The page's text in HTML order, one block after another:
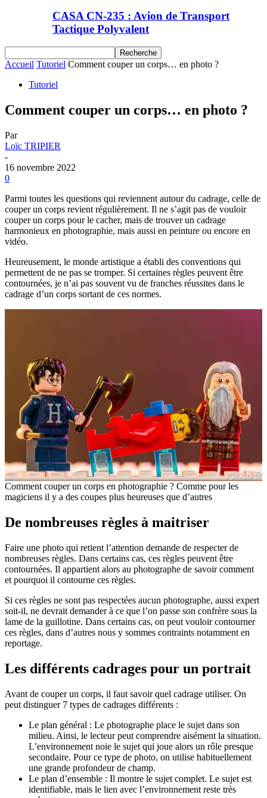
CASA CN-235 : Avion de Transport
Tactique Polyvalent
Accueil Tutoriel Comment couper un corps… en photo ?
Tutoriel
Comment couper un corps… en photo ?
Par
Loïc TRIPIER
-
16 novembre 2022
0
Parmi toutes les questions qui reviennent autour du cadrage, celle de
couper un corps revient régulièrement. Il ne s’agit pas de vouloir
couper un corps pour le cacher, mais de trouver un cadrage
harmonieux en photographie, mais aussi en peinture ou encore en
vidéo.
Heureusement, le monde artistique a établi des conventions qui
permettent de ne pas se tromper. Si certaines règles peuvent être
contournées, je n’ai pas souvent vu de franches réussites dans le
cadrage d’un corps sortant de ces normes.
Comment couper un corps en photographie ? Comme pour les
magiciens il y a des coupes plus heureuses que d’autres
De nombreuses règles à maitriser
Faire une photo qui retient l’attention demande de respecter de
nombreuses règles. Dans certains cas, ces règles peuvent être
contournées. Il appartient alors au photographe de savoir comment
et pourquoi il contourne ces règles.
Si ces règles ne sont pas respectées aucun photographe, aussi expert
soit-il, ne devrait demander à ce que l’on passe son confrère sous la
lame de la guillotine. Dans certains cas, on peut vouloir contourner
ces règles, dans d’autres nous y sommes contraints notamment en
reportage.
Les différents cadrages pour un portrait
Avant de couper un corps, il faut savoir quel cadrage utiliser. On
peut distinguer 7 types de cadrages différents :
Le plan général : Le photographe place le sujet dans son
milieu. Ainsi, le lecteur peut comprendre aisément la situation.
L’environnement noie le sujet qui joue alors un rôle presque
secondaire. Pour ce type de photo, on utilise habituellement
une grande profondeur de champ.
Le plan d’ensemble : Il montre le sujet complet. Le sujet est
identifiable, mais le lien avec l’environnement reste très